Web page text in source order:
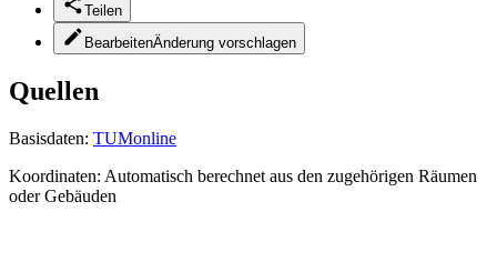
Teilen
BearbeitenÄnderung vorschlagen
Quellen
Basisdaten: TUMonline
Koordinaten: Automatisch berechnet aus den zugehörigen Räumen
oder Gebäuden